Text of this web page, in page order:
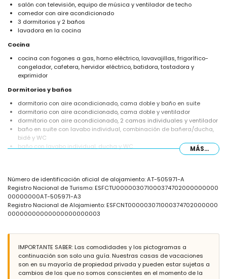
salón con televisión, equipo de música y ventilador de techo
comedor con aire acondicionado
3 dormitorios y 2 baños
lavadora en la cocina
Cocina
cocina con fogones a gas, horno eléctrico, lavavajillas, frigorífico-
congelador, cafetera, hervidor eléctrico, batidora, tostadora y
exprimidor
Dormitorios y baños
dormitorio con aire acondicionado, cama doble y baño en suite
dormitorio con aire acondicionado, cama doble y ventilador
dormitorio con aire acondicionado, 2 camas individuales y ventilador
baño en suite con lavabo individual, combinación de bañera/ducha,
bidé y WC
baño con lavabo individual, ducha y WC
piscina privada de 8m x 4m y 2m de profundidad
jardín con grava, árboles y mobiliario de jardín con tumbonas
2 terrazas, una de las cuales está cubierta
cocina exterior y barbacoa
ducha exterior
3 plazas de aparcamiento privadas
Más información
pueblo más cercano: Jávea (a menos de 5 kilómetros de la villa)
orilla o ribera más cercana: Mediterráneo, Jávea (a menos de 3
MÁS...
Número de identificación oficial de alojamiento: AT-505971-A
Registro Nacional de Turismo: ESFCTU000003071000374702000000000
00000000AT-505971-A3
Registro Nacional de Alojamiento: ESFCNT000003071000374702000000
00000000000000000000003
IMPORTANTE SABER: Las comodidades y los pictogramas a
continuación son solo una guía. Nuestras casas de vacaciones
son en su mayoría de propiedad privada y pueden estar sujetas a
cambios de los que no somos conscientes en el momento de la